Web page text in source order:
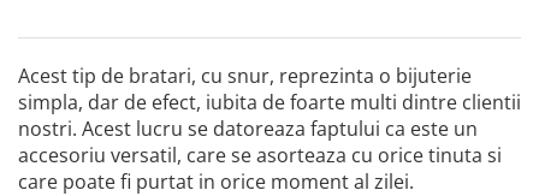
Acest tip de bratari, cu snur, reprezinta o bijuterie
simpla, dar de efect, iubita de foarte multi dintre clientii
nostri. Acest lucru se datoreaza faptului ca este un
accesoriu versatil, care se asorteaza cu orice tinuta si
care poate fi purtat in orice moment al zilei.